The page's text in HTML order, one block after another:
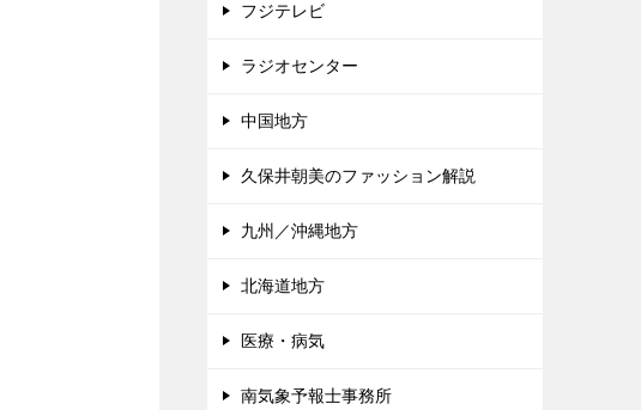
フジテレビ
ラジオセンター
中国地方
久保井朝美のファッション解説
九州／沖縄地方
北海道地方
医療・病気
南気象予報士事務所